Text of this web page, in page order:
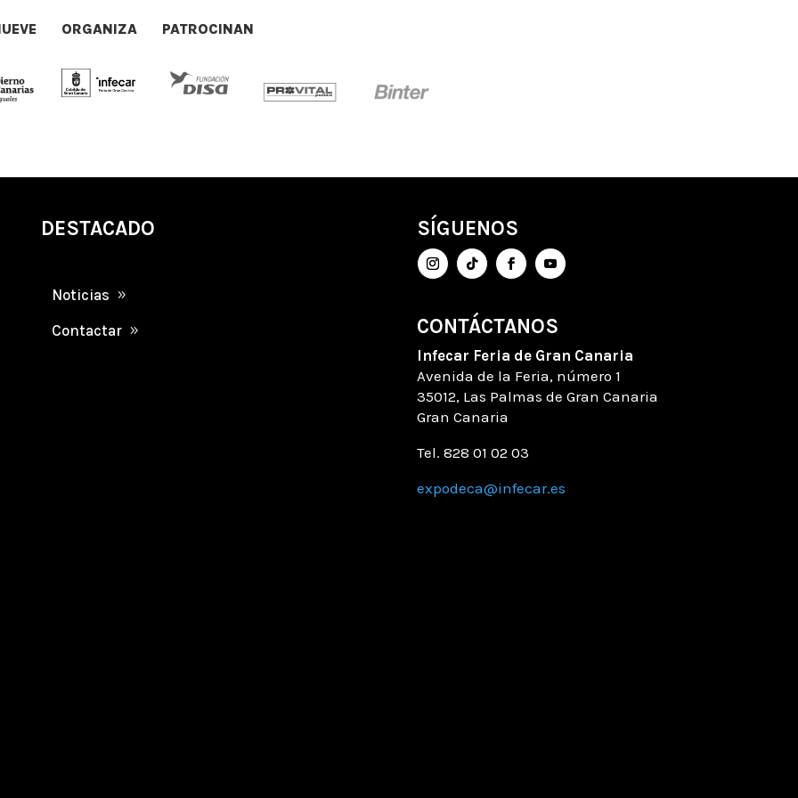
ORGANIZA PATROCINAN
DESTACADO
Noticias
Contactar
SÍGUENOS
CONTÁCTANOS
Infecar Feria de Gran Canaria
Avenida de la Feria, número 1
35012, Las Palmas de Gran Canaria
Gran Canaria
Tel. 828 01 02 03
expodeca@infecar.es